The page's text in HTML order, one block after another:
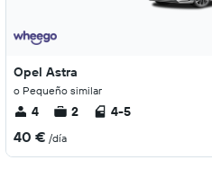
Opel Astra
o Pequeño similar
4 2 4-5
40 € /día